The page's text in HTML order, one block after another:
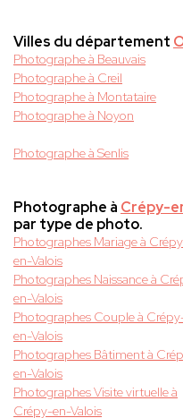
Villes du département
Photographe à Beauvais
Photographe à Creil
Photographe à Montataire
Photographe à Noyon
Photographe à Senlis
Photographe à Crépy-
par type de photo.
Photographes Mariage à
en-Valois
Photographes Naissance à
en-Valois
Photographes Couple à
en-Valois
Photographes Bâtiment à
en-Valois
Photographes Visite virtuelle à
Crépy-en-Valois